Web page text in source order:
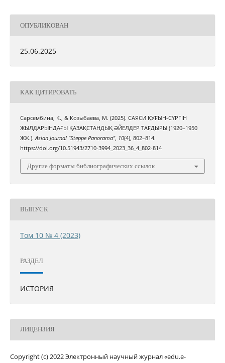
ОПУБЛИКОВАН
25.06.2025
КАК ЦИТИРОВАТЬ
Сарсембина, К., & Козыбаева, М. (2025). САЯСИ ҚУҒЫН-СҮРГІН
ЖЫЛДАРЫНДАҒЫ ҚАЗАҚСТАНДЫҚ ӘЙЕЛДЕР ТАҒДЫРЫ (1920–1950
ЖЖ.).Asian Journal "Steppe Panorama", 10(4), 802–814.
https://doi.org/10.51943/2710-3994_2023_36_4_802-814
Другие форматы библиографических ссылок
ВЫПУСК
Том 10 № 4 (2023)
РАЗДЕЛ
ИСТОРИЯ
ЛИЦЕНЗИЯ
Copyright (c) 2022 Электронный научный журнал «edu.e-